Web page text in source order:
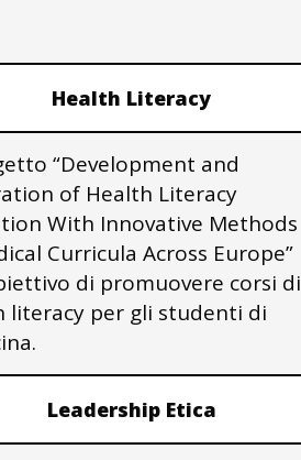
Health Literacy
“Development and
of Health Literacy
With Innovative Methods
Curricula Across Europe”
di promuovere corsi di
literacy per gli studenti di
Leadership Etica